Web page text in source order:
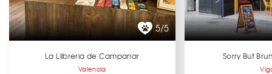
5/5
La Llibreria de Campanar
Valencia
Sorry But